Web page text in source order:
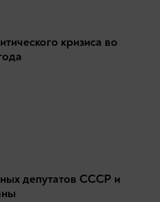
кризиса во
депутатов СССР и